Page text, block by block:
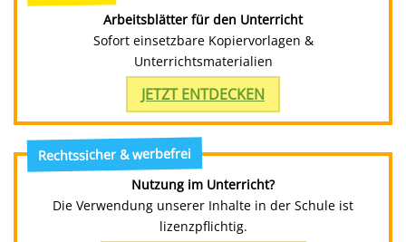
Arbeitsblätter für den Unterricht
Sofort einsetzbare Kopiervorlagen &
Unterrichtsmaterialien
JETZT ENTDECKEN
Rechtssicher & werbefrei
Nutzung im Unterricht?
Die Verwendung unserer Inhalte in der Schule ist
lizenzpflichtig.